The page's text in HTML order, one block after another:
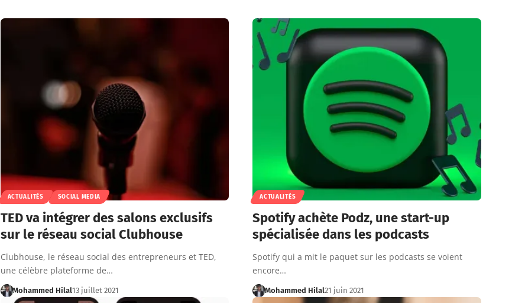
ACTUALITÉS SOCIAL MEDIA
TED va intégrer des salons exclusifs
sur le réseau social Clubhouse
Clubhouse, le réseau social des entrepreneurs et TED,
une célèbre plateforme de…
Mohammed Hilal13 juillet 2021
ACTUALITÉS
Spotify achète Podz, une start-up
spécialisée dans les podcasts
Spotify qui a mit le paquet sur les podcasts se voient
encore…
Mohammed Hilal21 juin 2021